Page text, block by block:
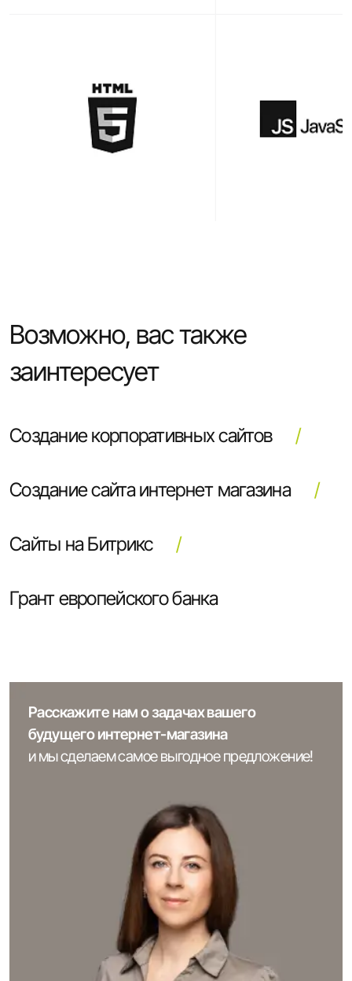
Возможно, вас также
заинтересует
Создание корпоративных сайтов
Создание сайта интернет магазина
Сайты на Битрикс
Грант европейского банка
Расскажите нам о задачах вашего
будущего интернет-магазина
и мы сделаем самое выгодное предложение!